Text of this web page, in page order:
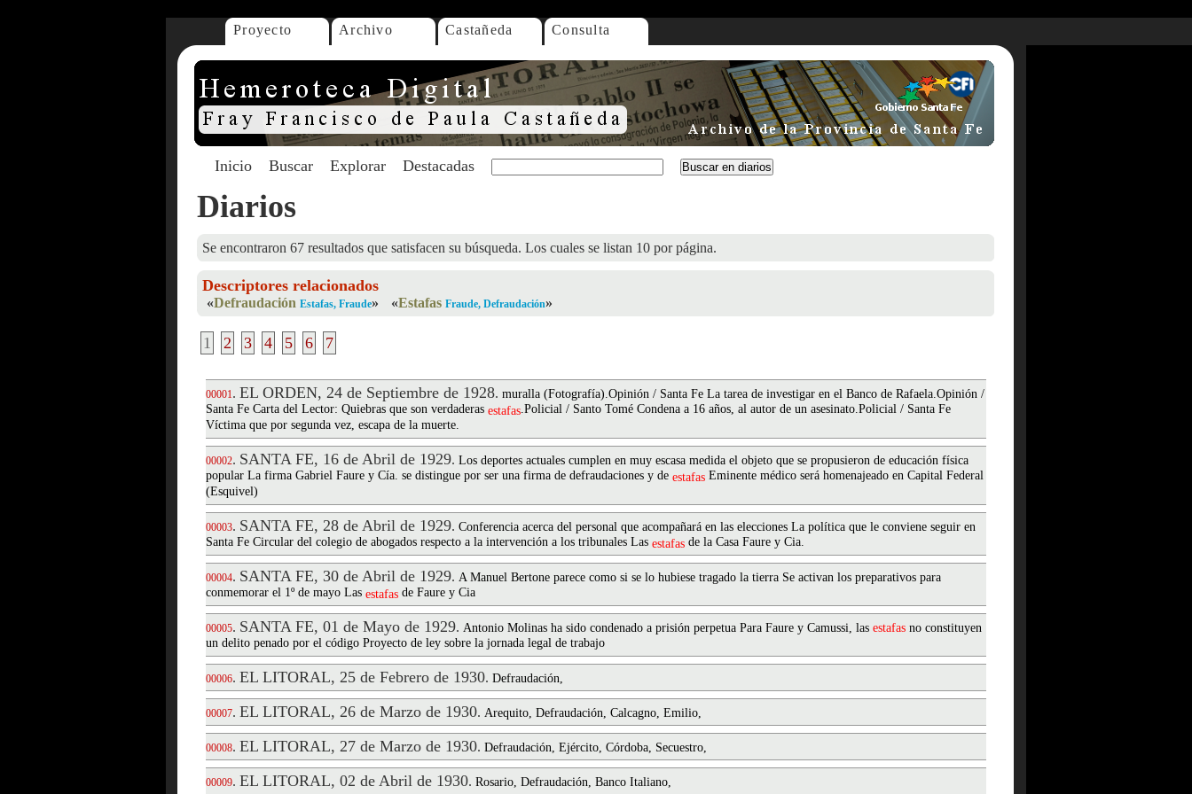
Proyecto Archivo Castañeda Consulta
Inicio Buscar Explorar Destacadas
Diarios
Se encontraron 67 resultados que satisfacen su búsqueda. Los cuales se listan 10 por página.
Descriptores relacionados
«Defraudación Estafas, Fraude» «Estafas Fraude, Defraudación»
1 2 3 4 5 6 7
00001. EL ORDEN, 24 de Septiembre de 1928. muralla (Fotografía).Opinión / Santa Fe La tarea de investigar en el Banco de Rafaela.Opinión /
Santa Fe Carta del Lector: Quiebras que son verdaderas estafas.Policial / Santo Tomé Condena a 16 años, al autor de un asesinato.Policial / Santa Fe
Víctima que por segunda vez, escapa de la muerte.
00002. SANTA FE, 16 de Abril de 1929. Los deportes actuales cumplen en muy escasa medida el objeto que se propusieron de educación física
popular La firma Gabriel Faure y Cía. se distingue por ser una firma de defraudaciones y de estafas Eminente médico será homenajeado en Capital Federal
(Esquivel)
00003. SANTA FE, 28 de Abril de 1929. Conferencia acerca del personal que acompañará en las elecciones La política que le conviene seguir en
Santa Fe Circular del colegio de abogados respecto a la intervención a los tribunales Las estafas de la Casa Faure y Cia.
00004. SANTA FE, 30 de Abril de 1929. A Manuel Bertone parece como si se lo hubiese tragado la tierra Se activan los preparativos para
conmemorar el 1º de mayo Las estafas de Faure y Cia
00005. SANTA FE, 01 de Mayo de 1929. Antonio Molinas ha sido condenado a prisión perpetua Para Faure y Camussi, las estafas no constituyen
un delito penado por el código Proyecto de ley sobre la jornada legal de trabajo
00006. EL LITORAL, 25 de Febrero de 1930. Defraudación,
00007. EL LITORAL, 26 de Marzo de 1930. Arequito, Defraudación, Calcagno, Emilio,
00008. EL LITORAL, 27 de Marzo de 1930. Defraudación, Ejército, Córdoba, Secuestro,
00009. EL LITORAL, 02 de Abril de 1930. Rosario, Defraudación, Banco Italiano,